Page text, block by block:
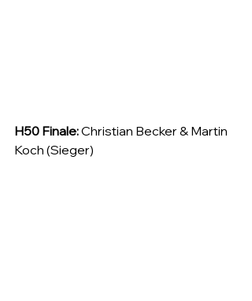
H50 Finale: Christian Becker & Martin
Koch (Sieger)